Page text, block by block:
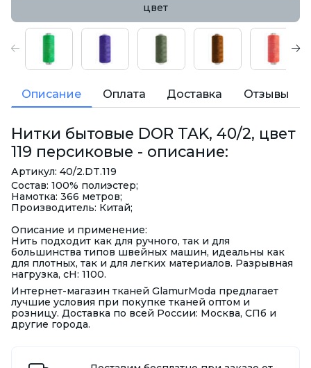
цвет
Описание Оплата Доставка Отзывы
Нитки бытовые DOR TAK, 40/2, цвет
119 персиковые - описание:
Артикул: 40/2.DT.119
Состав: 100% полиэстер;
Намотка: 366 метров;
Производитель: Китай;
Описание и применение:
Нить подходит как для ручного, так и для
большинства типов швейных машин, идеальны как
для плотных, так и для легких материалов. Разрывная
нагрузка, сН: 1100.
Интернет-магазин тканей GlamurModa предлагает
лучшие условия при покупке тканей оптом и
розницу. Доставка по всей России: Москва, СПб и
другие города.